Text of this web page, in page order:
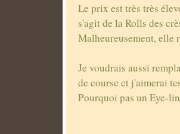
Le prix est très très
s'agit de la Rolls des
Malheureusement, elle
Je voudrais aussi
de course et j'aimerai
Pourquoi pas un Eye-